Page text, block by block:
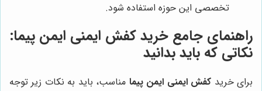
تخصصی این حوزه استفاده شود.
راهنمای جامع خرید کفش ایمنی ایمن پیما:
نکاتی که باید بدانید
برای خرید کفش ایمنی ایمن پیما مناسب، باید به نکات زیر توجه